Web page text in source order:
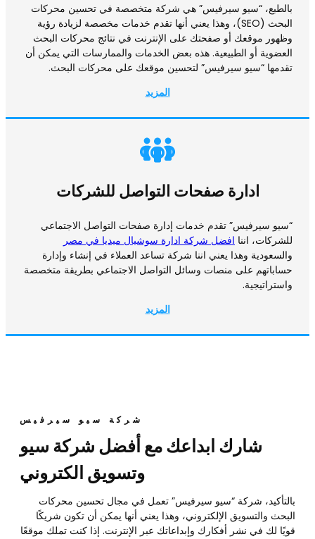
بالطبع، “سيو سيرفيس” هي شركة متخصصة في تحسين محركات
البحث (SEO)، وهذا يعني أنها تقدم خدمات مخصصة لزيادة رؤية
وظهور موقعك أو صفحتك على الإنترنت في نتائج محركات البحث
العضوية أو الطبيعية. هذه بعض الخدمات والممارسات التي يمكن أن
تقدمها “سيو سيرفيس” لتحسين موقعك على محركات البحث.
المزيد
ادارة صفحات التواصل للشركات
“سيو سيرفيس” تقدم خدمات إدارة صفحات التواصل الاجتماعي
للشركات، اننا افضل شركة ادارة سوشيال ميديا في مصر
والسعودية وهذا يعني اننا شركة تساعد العملاء في إنشاء وإدارة
حساباتهم على منصات وسائل التواصل الاجتماعي بطريقة متخصصة
واستراتيجية.
المزيد
شركة سيو سيرفيس
شارك ابداعك مع أفضل شركة سيو
وتسويق الكتروني
بالتأكيد، شركة “سيو سيرفيس” تعمل في مجال تحسين محركات
البحث والتسويق الإلكتروني، وهذا يعني أنها يمكن أن تكون شريكًا
قويًا لك في نشر أفكارك وإبداعاتك عبر الإنترنت. إذا كنت تملك موقعًا